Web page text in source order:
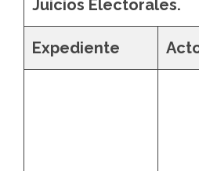
Juicios Electorales.
Expediente